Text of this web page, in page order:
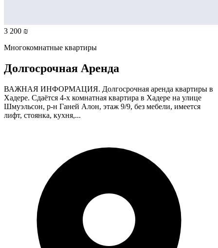
3 200 ₪
Многокомнатные квартиры
Долгосрочная Аренда
ВАЖНАЯ ИНФОРМАЦИЯ. Долгосрочная аренда квартиры в
Хадере. Сдаётся 4-х комнатная квартира в Хадере на улице
Шмуэльсон, р-н Ганей Алон, этаж 9/9, без мебели, имеется
лифт, стоянка, кухня,...